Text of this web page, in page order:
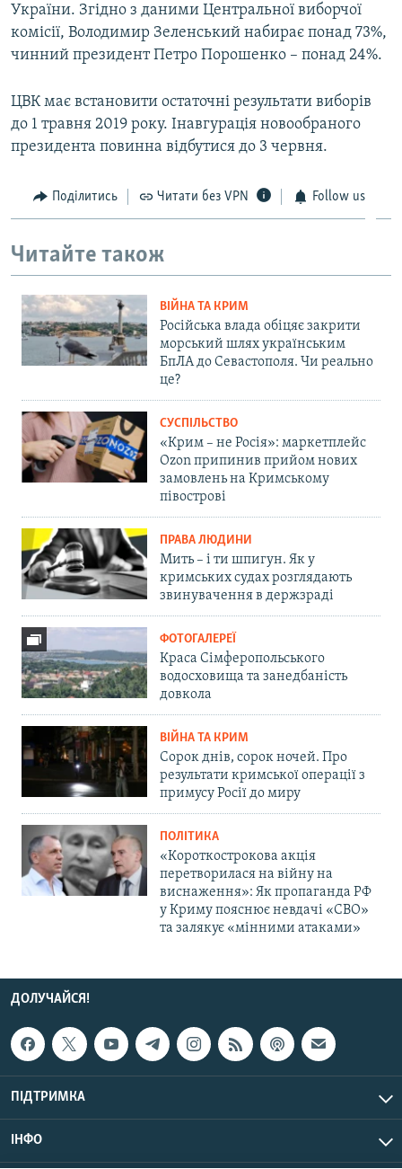
України. Згідно з даними Центральної виборчої
комісії, Володимир Зеленський набирає понад 73%,
чинний президент Петро Порошенко – понад 24%.
ЦВК має встановити остаточні результати виборів
до 1 травня 2019 року. Інавгурація новообраного
президента повинна відбутися до 3 червня.​
Поділитись Читати без VPN Follow us
Читайте також
ВІЙНА ТА КРИМ
Російська влада обіцяє закрити
морський шлях українським
БпЛА до Севастополя. Чи реально
це?
СУСПІЛЬСТВО
«Крим – не Росія»: маркетплейс
Ozon припинив прийом нових
замовлень на Кримському
півострові
ПРАВА ЛЮДИНИ
Мить – і ти шпигун. Як у
кримських судах розглядають
звинувачення в держзраді
ФОТОГАЛЕРЕЇ
Краса Сімферопольського
водосховища та занедбаність
довкола
ВІЙНА ТА КРИМ
Сорок днів, сорок ночей. Про
результати кримської операції з
примусу Росії до миру
ПОЛІТИКА
«Короткострокова акція
перетворилася на війну на
виснаження»: Як пропаганда РФ
у Криму пояснює невдачі «СВО»
та залякує «мінними атаками»
ДОЛУЧАЙСЯ!
ПІДТРИМКА
ІНФО